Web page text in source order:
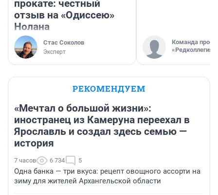
прокате: честный
отзыв на «Одиссею»
Нолана
Стас Соколов
Эксперт
Команда
«Редколлегия»
РЕКОМЕНДУЕМ
«Мечтал о большой жизни»:
иностранец из Камеруна переехал в
Ярославль и создал здесь семью —
история
7 часов 6 734 5
Одна банка — три вкуса: рецепт овощного ассорти на
зиму для жителей Архангельской области